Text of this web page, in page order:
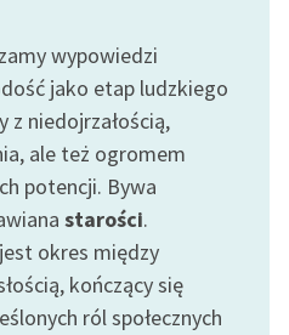
wypowiedzi
jako etap ludzkiego
z niedojrzałością,
ale też ogromem
potencji. Bywa
starości.
okres między
kończący się
ról społecznych